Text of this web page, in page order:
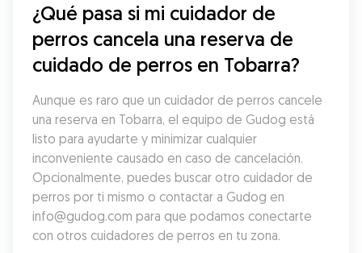
¿Qué pasa si mi cuidador de
perros cancela una reserva de
cuidado de perros en Tobarra?
Aunque es raro que un cuidador de perros cancele
una reserva en Tobarra, el equipo de Gudog está
listo para ayudarte y minimizar cualquier
inconveniente causado en caso de cancelación.
Opcionalmente, puedes buscar otro cuidador de
perros por ti mismo o contactar a Gudog en
info@gudog.com para que podamos conectarte
con otros cuidadores de perros en tu zona.